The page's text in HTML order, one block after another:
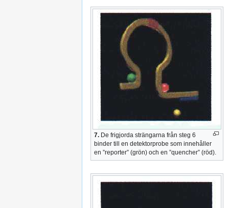
7. De frigjorda strängarna från steg 6
binder till en detektorprobe som innehåller
en ”reporter” (grön) och en ”quencher” (röd).